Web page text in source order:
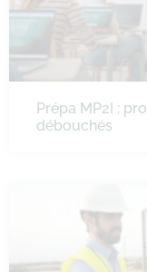
Prépa MP2I :
débouchés